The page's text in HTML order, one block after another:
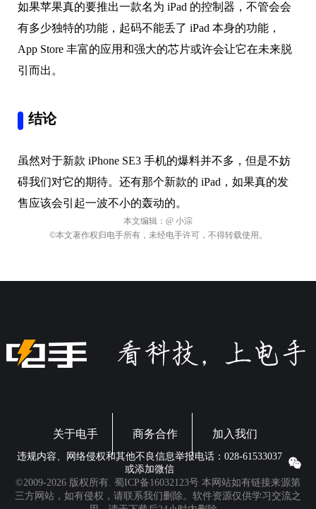
有多少独特的功能，起码不能丢了 iPad 本身的功能，
引而出。